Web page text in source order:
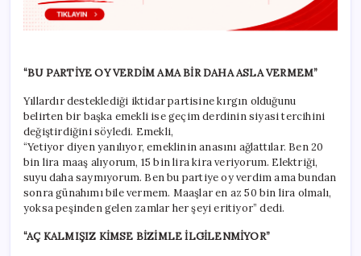
“BU PARTİYE OY VERDİM AMA BİR DAHA ASLA VERMEM”
Yıllardır desteklediği iktidar partisine kırgın olduğunu
belirten bir başka emekli ise geçim derdinin siyasi tercihini
değiştirdiğini söyledi. Emekli,
“Yetiyor diyen yanılıyor, emeklinin anasını ağlattılar. Ben 20
bin lira maaş alıyorum, 15 bin lira kira veriyorum. Elektriği,
suyu daha saymıyorum. Ben bu partiye oy verdim ama bundan
sonra günahımı bile vermem. Maaşlar en az 50 bin lira olmalı,
yoksa peşinden gelen zamlar her şeyi eritiyor” dedi.
“AÇ KALMIŞIZ KİMSE BİZİMLE İLGİLENMİYOR”